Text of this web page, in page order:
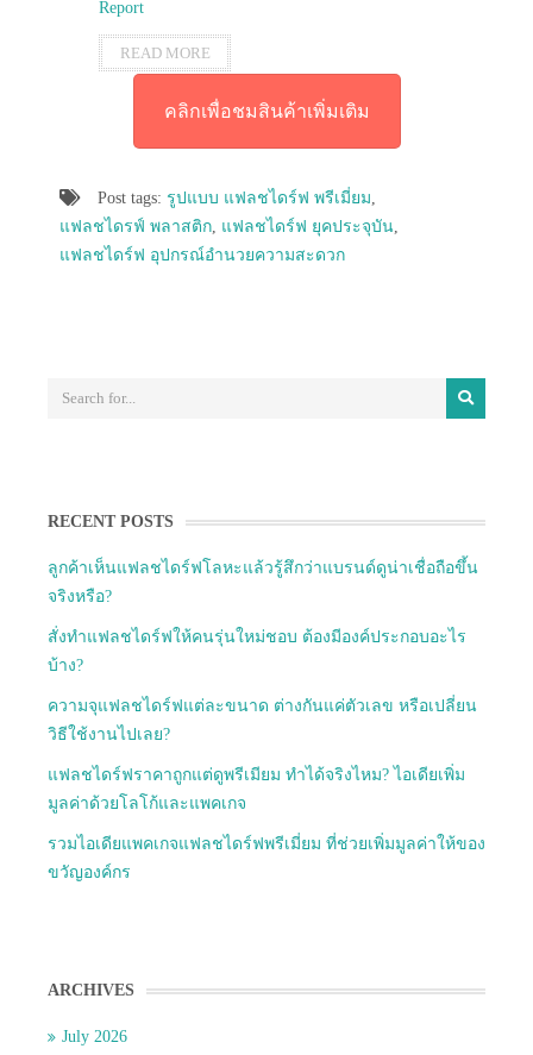
Report
READ MORE
คลิกเพื่อชมสินค้าเพิ่มเติม
Post tags: รูปแบบ แฟลชไดร์ฟ พรีเมี่ยม,
แฟลชไดรฟ์ พลาสติก, แฟลชไดร์ฟ ยุคประจุบัน,
แฟลชไดร์ฟ อุปกรณ์อำนวยความสะดวก
RECENT POSTS
ลูกค้าเห็นแฟลชไดร์ฟโลหะแล้วรู้สึกว่าแบรนด์ดูน่าเชื่อถือขึ้น
จริงหรือ?
สั่งทำแฟลชไดร์ฟให้คนรุ่นใหม่ชอบ ต้องมีองค์ประกอบอะไร
บ้าง?
ความจุแฟลชไดร์ฟแต่ละขนาด ต่างกันแค่ตัวเลข หรือเปลี่ยน
วิธีใช้งานไปเลย?
แฟลชไดร์ฟราคาถูกแต่ดูพรีเมียม ทำได้จริงไหม? ไอเดียเพิ่ม
มูลค่าด้วยโลโก้และแพคเกจ
รวมไอเดียแพคเกจแฟลชไดร์ฟพรีเมี่ยม ที่ช่วยเพิ่มมูลค่าให้ของ
ขวัญองค์กร
ARCHIVES
July 2026